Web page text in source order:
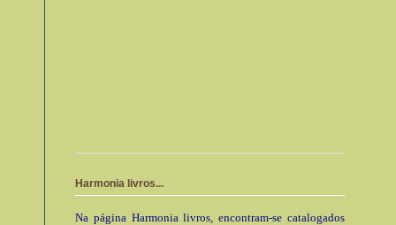
Harmonia livros...
Na página Harmonia livros, encontram-se catalogados